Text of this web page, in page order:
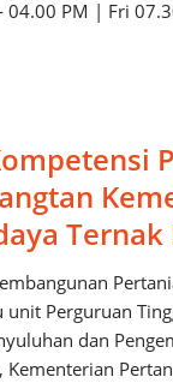
04.00 PM | Fri
Ternak
unit Perguruan
dan
Kementerian